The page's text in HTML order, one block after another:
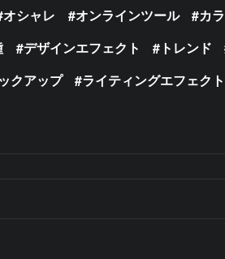
オシャレ オンラインツール カ
デザインエフェクト トレンド
クアップ ライティングエフェクト